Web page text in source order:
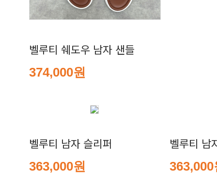
벨루티 쉐도우 남자 샌들
374,000원
벨루티 남자 슬리퍼
363,000원
벨루티 남
363,000